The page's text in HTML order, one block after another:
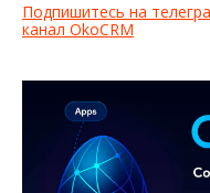
Подпишитесь на
канал OkoCRM